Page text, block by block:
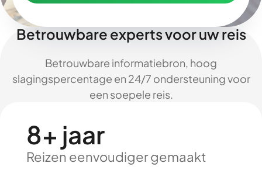
Betrouwbare experts voor uw reis
Betrouwbare informatiebron, hoog
slagingspercentage en 24/7 ondersteuning voor
een soepele reis.
8+ jaar
Reizen eenvoudiger gemaakt